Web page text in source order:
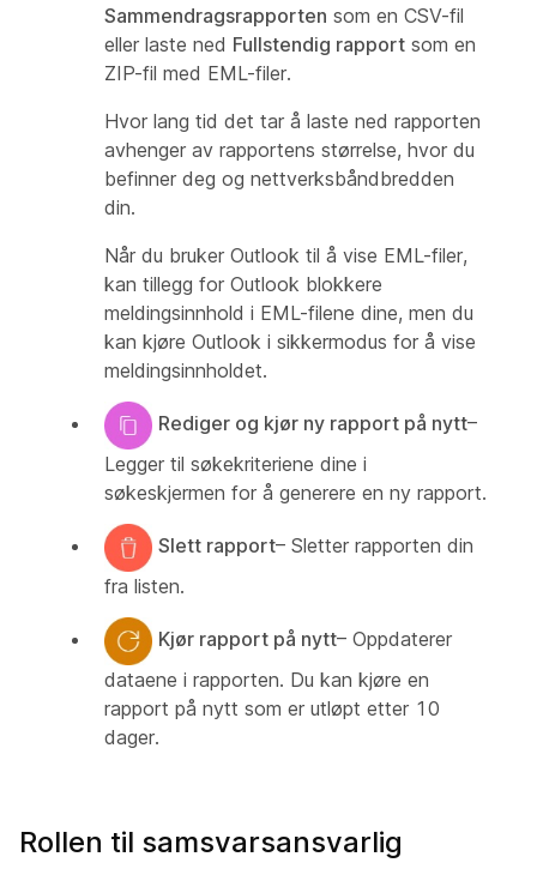
Sammendragsrapporten som en CSV-fil
eller laste ned Fullstendig rapport som en
ZIP-fil med EML-filer.
Hvor lang tid det tar å laste ned rapporten
avhenger av rapportens størrelse, hvor du
befinner deg og nettverksbåndbredden
din.
Når du bruker Outlook til å vise EML-filer,
kan tillegg for Outlook blokkere
meldingsinnhold i EML-filene dine, men du
kan kjøre Outlook i sikkermodus for å vise
meldingsinnholdet.
Rediger og kjør ny rapport på nytt–
Legger til søkekriteriene dine i
søkeskjermen for å generere en ny rapport.
Slett rapport– Sletter rapporten din
fra listen.
Kjør rapport på nytt– Oppdaterer
dataene i rapporten. Du kan kjøre en
rapport på nytt som er utløpt etter 10
dager.
Rollen til samsvarsansvarlig